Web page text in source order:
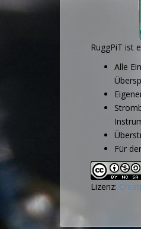
RuggPiT ist
Alle
Für
Lizenz: